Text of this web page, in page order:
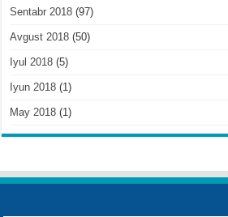
Sentabr 2018 (97)
Avgust 2018 (50)
Iyul 2018 (5)
Iyun 2018 (1)
May 2018 (1)